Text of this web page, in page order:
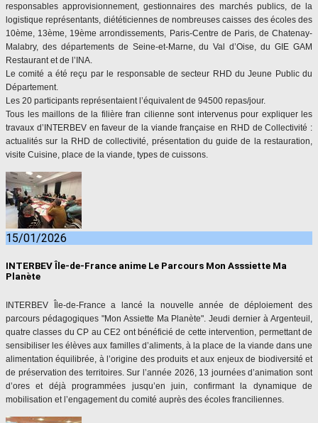
responsables approvisionnement, gestionnaires des marchés publics, de la
logistique représentants, diététiciennes de nombreuses caisses des écoles des
10ème, 13ème, 19ème arrondissements, Paris-Centre de Paris, de Chatenay-
Malabry, des départements de Seine-et-Marne, du Val d’Oise, du GIE GAM
Restaurant et de l’INA.
Le comité a été reçu par le responsable de secteur RHD du Jeune Public du
Département.
Les 20 participants représentaient l’équivalent de 94500 repas/jour.
Tous les maillons de la filière fran cilienne sont intervenus pour expliquer les
travaux d’INTERBEVen faveur de la viande française en RHD de Collectivité :
actualités sur la RHD de collectivité, présentation du guide de la restauration,
visite Cuisine, place de la viande, types de cuissons.
15/01/2026
INTERBEV Île-de-France anime Le Parcours Mon Asssiette Ma
Planète
INTERBEV Île-de-France a lancé la nouvelle année de déploiement des
parcours pédagogiques "Mon Assiette Ma Planète". Jeudi dernier à Argenteuil,
quatre classes du CP au CE2 ont bénéficié de cette intervention, permettant de
sensibiliser les élèves aux familles d’aliments, à la place de la viande dans une
alimentation équilibrée, à l’origine des produits et aux enjeux de biodiversité et
de préservation des territoires. Sur l’année 2026, 13 journées d’animation sont
d’ores et déjà programmées jusqu’en juin, confirmant la dynamique de
mobilisation et l’engagement du comité auprès des écoles franciliennes.